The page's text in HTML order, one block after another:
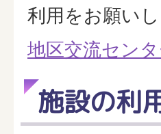
利用をお願いし
地区交流セン
施設の利